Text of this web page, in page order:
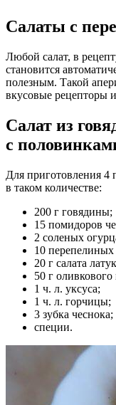
Салаты с
Любой салат, в
становится
полезным. Такой
вкусовые рецепторы
Салат из
с
Для приготовления 4
в таком количестве:
200 г говядины;
15 помидоров
2 соленых
10 перепелиных
20 г салата
50 г оливкового
1 ч. л. уксуса;
1 ч. л. горчицы;
3 зубка чеснока;
специи.